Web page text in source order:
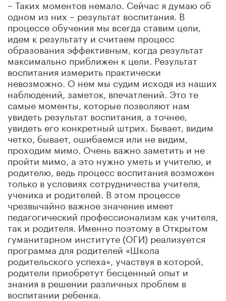
– Таких моментов немало. Сейчас я думаю об
одном из них – результат воспитания. В
процессе обучения мы всегда ставим цели,
идем к результату и считаем процесс
образования эффективным, когда результат
максимально приближен к цели. Результат
воспитания измерить практически
невозможно. О нем мы судим исходя из наших
наблюдений, заметок, впечатлений. Это те
самые моменты, которые позволяют нам
увидеть результат воспитания, а точнее,
увидеть его конкретный штрих. Бывает, видим
четко, бывает, ошибаемся или не видим,
проходим мимо. Очень важно заметить и не
пройти мимо, а это нужно уметь и учителю, и
родителю, ведь процесс воспитания возможен
только в условиях сотрудничества учителя,
ученика и родителей. В этом процессе
чрезвычайно важное значение имеет
педагогический профессионализм как учителя,
так и родителя. Именно поэтому в Открытом
гуманитарном институте (ОГИ) реализуется
программа для родителей «Школа
родительского успеха», участвуя в которой,
родители приобретут бесценный опыт и
знания в решении различных проблем в
воспитании ребенка.